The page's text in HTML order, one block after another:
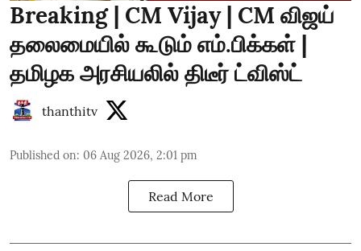
Breaking | CM Vijay | CM விஜய்
தலைமையில் கூடும் எம்.பிக்கள் |
தமிழக அரசியலில் திடீர் ட்விஸ்ட்
thanthitv
Published on: 06 Aug 2026, 2:01 pm
Read More